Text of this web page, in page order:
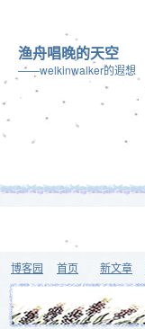
渔舟唱晚的天空
——welkinwalker的遐想
博客园 首页 新文章